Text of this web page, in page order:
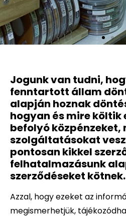
Jogunk van tudni,
fenntartott állam
alapján hoznak
hogyan és mire költik
befolyó közpénzeket,
szolgáltatásokat
pontosan kikkel
felhatalmazásunk
szerződéseket kötnek.
Azzal, hogy ezeket az
megismerhetjük,